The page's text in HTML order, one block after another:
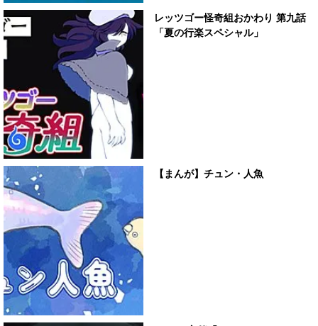
レッツゴー怪奇組おかわり 第九話
「夏の行楽スペシャル」
【まんが】チュン・人魚